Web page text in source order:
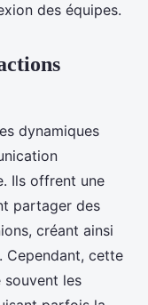
des équipes.
dynamiques
Ils offrent une
partager des
créant ainsi
Cependant, cette
les